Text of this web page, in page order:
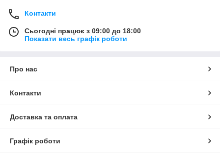
Контакти
Сьогодні працює з 09:00 до 18:00
Показати весь графік роботи
Про нас
Контакти
Доставка та оплата
Графік роботи